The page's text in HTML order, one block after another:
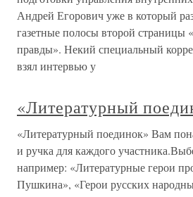
Андрей Егорович уже в который
газетные полосы второй страницы
правды». Некий специальный
взял интервью у
«Литературный
«Литературный поединок» Вам
и ручка для каждого
например: «Литературные герои
Пушкина», «Герои русских